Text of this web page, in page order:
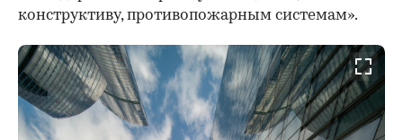
конструктиву, противопожарным системам».